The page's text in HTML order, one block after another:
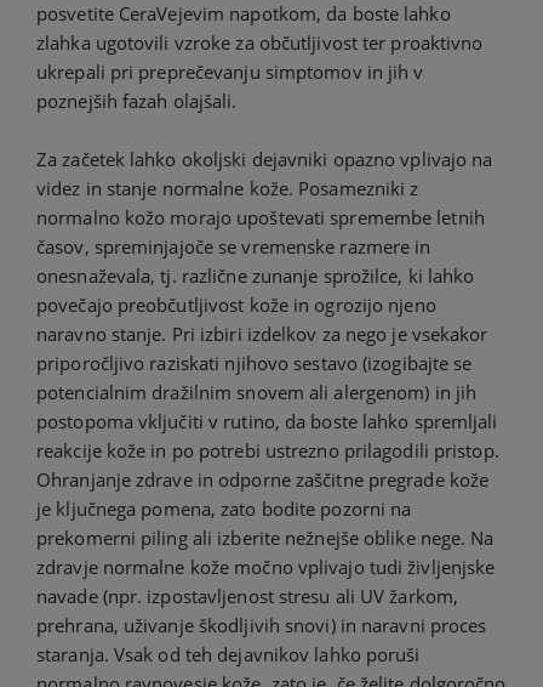
posvetite CeraVejevim napotkom, da boste lahko
zlahka ugotovili vzroke za občutljivost ter proaktivno
ukrepali pri preprečevanju simptomov in jih v
poznejših fazah olajšali.
Za začetek lahko okoljski dejavniki opazno vplivajo na
videz in stanje normalne kože. Posamezniki z
normalno kožo morajo upoštevati spremembe letnih
časov, spreminjajoče se vremenske razmere in
onesnaževala, tj. različne zunanje sprožilce, ki lahko
povečajo preobčutljivost kože in ogrozijo njeno
naravno stanje. Pri izbiri izdelkov za nego je vsekakor
priporočljivo raziskati njihovo sestavo (izogibajte se
potencialnim dražilnim snovem ali alergenom) in jih
postopoma vključiti v rutino, da boste lahko spremljali
reakcije kože in po potrebi ustrezno prilagodili pristop.
Ohranjanje zdrave in odporne zaščitne pregrade kože
je ključnega pomena, zato bodite pozorni na
prekomerni piling ali izberite nežnejše oblike nege. Na
zdravje normalne kože močno vplivajo tudi življenjske
navade (npr. izpostavljenost stresu ali UV žarkom,
prehrana, uživanje škodljivih snovi) in naravni proces
staranja. Vsak od teh dejavnikov lahko poruši